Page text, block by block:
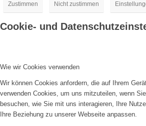
Zustimmen Nicht zustimmen
Cookie- und
Wie wir Cookies verwenden
Wir können Cookies anfordern, die auf Ihrem
verwenden Cookies, um uns mitzuteilen, wenn
besuchen, wie Sie mit uns interagieren, Ihre
Ihre Beziehung zu unserer Webseite anpassen.